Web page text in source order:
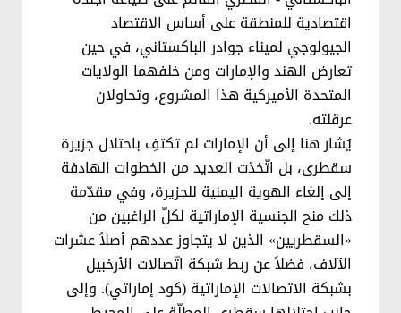
اقتصادية للمنطقة على أساس الاقتصاد
الجيولوجي لميناء جوادر الباكستاني، في حين
تعارض الهند والإمارات ومن خلفهما الولايات
المتحدة الأميركية هذا المشروع، وتحاولان
عرقلته.
يُشار هنا إلى أن الإمارات لم تكتفِ باحتلال جزيرة
سقطرى، بل اتّخذت العديد من الخطوات الهادفة
إلى إلغاء الهوية اليمنية للجزيرة، وفي مقدّمة
ذلك منح الجنسية الإماراتية لكلّ الراغبين من
«السقطريين» الذين لا يتجاوز عددهم أصلاً عشرات
الآلاف، فضلاً عن ربط شبكة اتّصالات الأرخبيل
بشبكة الاتصالات الإماراتية (كود إماراتي). وإلى